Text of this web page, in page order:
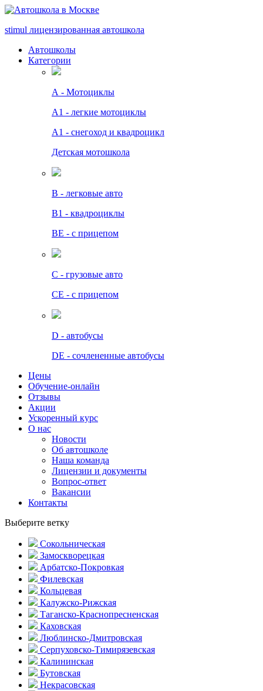
stimul лицензированная автошкола
Автошколы
Категории
А - Мотоциклы
A1 - легкие мотоциклы
A1 - снегоход и квадроцикл
Детская мотошкола
B - легковые авто
В1 - квадроциклы
BE - с прицепом
C - грузовые авто
СЕ - с прицепом
D - автобусы
DE - сочлененные автобусы
Цены
Обучение-онлайн
Отзывы
Акции
Ускоренный курс
О нас
Новости
Об автошколе
Наша команда
Лицензии и документы
Вопрос-ответ
Вакансии
Контакты
Выберите ветку
Сокольническая
Замоскворецкая
Арбатско-Покровкая
Филевская
Кольцевая
Калужско-Рижская
Таганско-Краснопресненская
Каховская
Люблинско-Дмитровская
Серпуховско-Тимирязевская
Калининская
Бутовская
Некрасовская